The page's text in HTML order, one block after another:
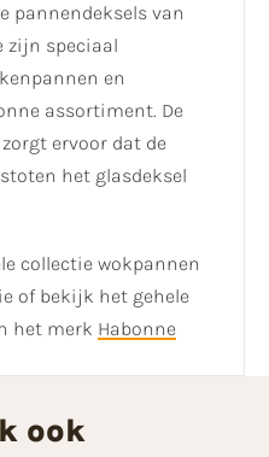
pannendeksels van
zijn speciaal
en
assortiment. De
ervoor dat de
het glasdeksel
collectie wokpannen
of bekijk het gehele
het merk Habonne
ook